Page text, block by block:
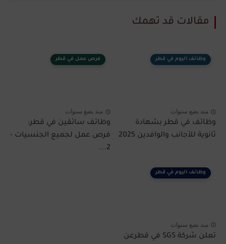
مقالات قد تهمك
وظائف اليوم في قطر
منذ بضع سنوات
وظائف في قطر بشهادة
ثانوية للأجانب والوافدين 2025
فرص عمل في قطر
منذ بضع سنوات
وظائف سائقين في قطر:
فرص عمل لجميع الجنسيات -
2...
وظائف اليوم في قطر
منذ بضع سنوات
تعلن شركة SGS في قطرعن